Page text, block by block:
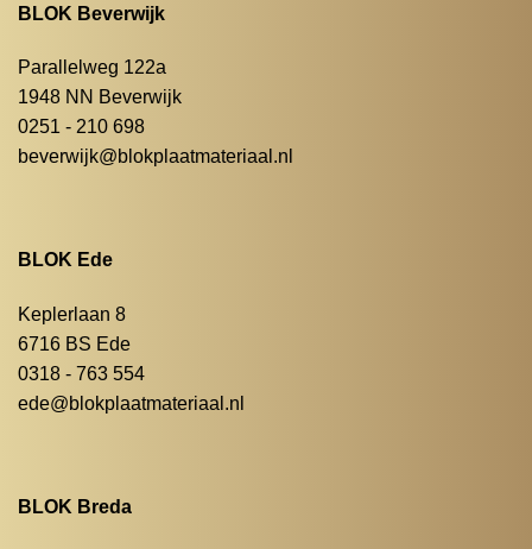
BLOK Beverwijk
Parallelweg 122a
1948 NN Beverwijk
0251 - 210 698
beverwijk@blokplaatmateriaal.nl
BLOK Ede
Keplerlaan 8
6716 BS Ede
0318 - 763 554
ede@blokplaatmateriaal.nl
BLOK Breda